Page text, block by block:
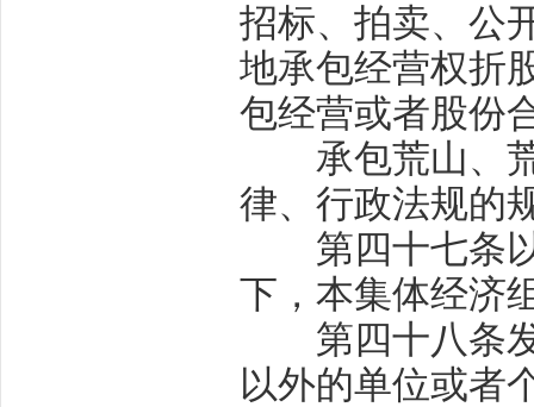
招标、拍卖、公
地承包经营权折
包经营或者股份
承包荒山、荒
律、行政法规的
第四十七条
下，本集体经济
第四十八条
以外的单位或者